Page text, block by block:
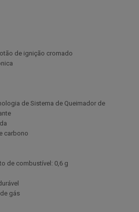
de ignição cromado
de Sistema de Queimador de
carbono
de combustível: 0,6 g
gás